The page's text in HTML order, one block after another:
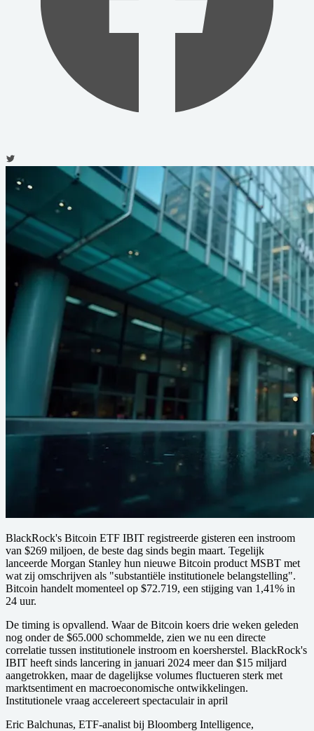
BlackRock's Bitcoin ETF IBIT registreerde gisteren een instroom
van $269 miljoen, de beste dag sinds begin maart. Tegelijk
lanceerde Morgan Stanley hun nieuwe Bitcoin product MSBT met
wat zij omschrijven als "substantiële institutionele belangstelling".
Bitcoin handelt momenteel op $72.719, een stijging van 1,41% in
24 uur.
De timing is opvallend. Waar de Bitcoin koers drie weken geleden
nog onder de $65.000 schommelde, zien we nu een directe
correlatie tussen institutionele instroom en koersherstel. BlackRock's
IBIT heeft sinds lancering in januari 2024 meer dan $15 miljard
aangetrokken, maar de dagelijkse volumes fluctueren sterk met
marktsentiment en macroeconomische ontwikkelingen.
Institutionele vraag accelereert spectaculair in april
Eric Balchunas, ETF-analist bij Bloomberg Intelligence,